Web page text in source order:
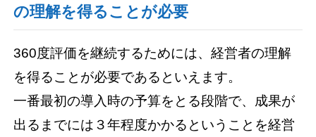
の理解を得ることが必要
360度評価を継続するためには、経営者の理解
を得ることが必要であるといえます。
一番最初の導入時の予算をとる段階で、成果が
出るまでには３年程度かかるということを経営